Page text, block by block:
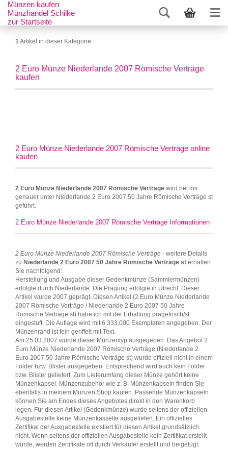
Münzen kaufen
Münzhandel Schilke
zur Startseite
1Artikel in dieser Kategorie
2 Euro Münze Niederlande 2007 Römische Verträge
kaufen
2 Euro Münze Niederlande 2007 Römische Verträge online
kaufen
2 Euro Münze Niederlande 2007 Römische Verträge wird bei mir
genauer unter Niederlande 2 Euro 2007 50 Jahre Römische Verträge st
geführt.
2 Euro Münze Niederlande 2007 Römische Verträge Informationen
2 Euro Münze Niederlande 2007 Römische Verträge - weitere Details
zu Niederlande 2 Euro 2007 50 Jahre Römische Verträge st erhalten
Sie nachfolgend:
Herstellung und Ausgabe dieser Gedenkmünze (Sammlermünzen)
erfolgte durch Niederlande. Die Prägung erfolgte in Utrecht. Dieser
Artikel wurde 2007 geprägt. Diesen Artikel (2 Euro Münze Niederlande
2007 Römische Verträge / Niederlande 2 Euro 2007 50 Jahre
Römische Verträge st) habe ich mit der Erhaltung prägefrisch/st
eingestuft. Die Auflage wird mit 6.333.000 Exemplaren angegeben. Der
Münzenrand ist fein geriffelt mit Text.
Am 25.03.2007 wurde dieser Münzentyp ausgegeben. Das Angebot 2
Euro Münze Niederlande 2007 Römische Verträge (Niederlande 2
Euro 2007 50 Jahre Römische Verträge st) wurde offiziell nicht in einem
Folder bzw. Blister ausgegeben. Entsprechend wird auch kein Folder
bzw. Blister geliefert. Zum Lieferumfang dieser Münze gehört keine
Münzenkapsel. Münzenzubehör wie z. B. Münzenkapseln finden Sie
ebenfalls in meinem Münzen Shop kaufen. Passende Münzenkapseln
können Sie am Endes dieses Angebotes direkt in den Warenkorb
legen. Für diesen Artikel (Gedenkmünze) wurde seitens der offiziellen
Ausgabestelle keine Münzenkassette ausgeliefert. Ein offizielles
Zertifikat der Ausgabestelle existiert für diesen Artikel grundsätzlich
nicht. Wenn seitens der offiziellen Ausgabestelle kein Zertifikat erstellt
wurde, werden Zertifikate oft durch Verkäufer erstellt und beigefügt.